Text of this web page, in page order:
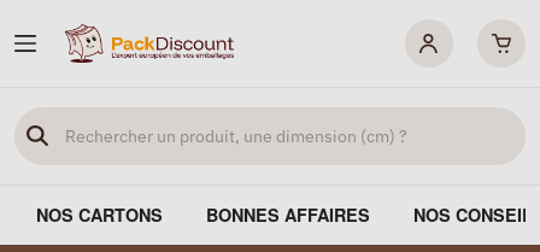
NOS CARTONS BONNES AFFAIRES NOS